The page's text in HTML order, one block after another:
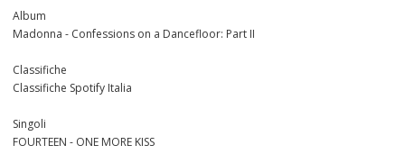
Album
Madonna - Confessions on a Dancefloor: Part II
Classifiche
Classifiche Spotify Italia
Singoli
FOURTEEN - ONE MORE KISS